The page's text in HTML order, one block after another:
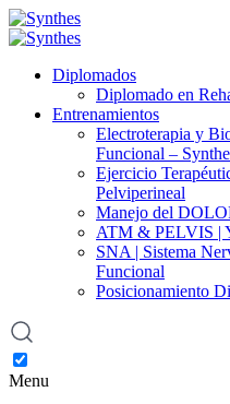
Diplomados
Diplomado en
Entrenamientos
Electroterapia y
Funcional –
Ejercicio
Pelviperineal
Manejo del
ATM & PELVIS |
SNA | Sistema
Funcional
Posicionamiento
Menu